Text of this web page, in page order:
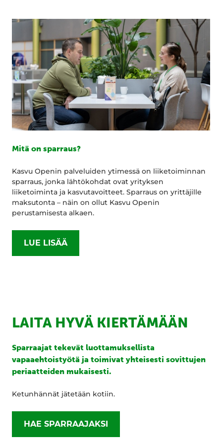
Mitä on sparraus?
Kasvu Openin palveluiden ytimessä on liiketoiminnan
sparraus, jonka lähtökohdat ovat yrityksen
liiketoiminta ja kasvutavoitteet. Sparraus on yrittäjille
maksutonta – näin on ollut Kasvu Openin
perustamisesta alkaen.
LUE LISÄÄ
LAITA HYVÄ KIERTÄMÄÄN
Sparraajat tekevät luottamuksellista
vapaaehtoistyötä ja toimivat yhteisesti sovittujen
periaatteiden mukaisesti.
Ketunhännät jätetään kotiin.
HAE SPARRAAJAKSI